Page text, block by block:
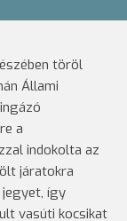
töröl
Állami
a
indokolta az
járatokra
jegyet, így
vasúti kocsikat